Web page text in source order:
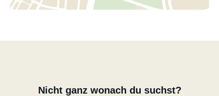
Nicht ganz wonach du suchst?